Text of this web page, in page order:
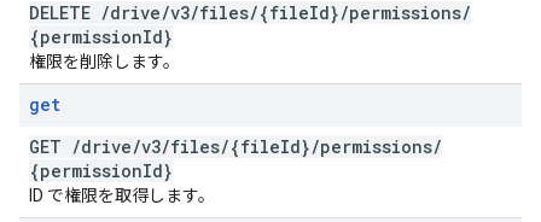
DELETE /drive/v3/files/{fileId}/permissions/
{permissionId}
権限を削除します。
get
GET /drive/v3/files/{fileId}/permissions/
{permissionId}
ID で権限を取得します。